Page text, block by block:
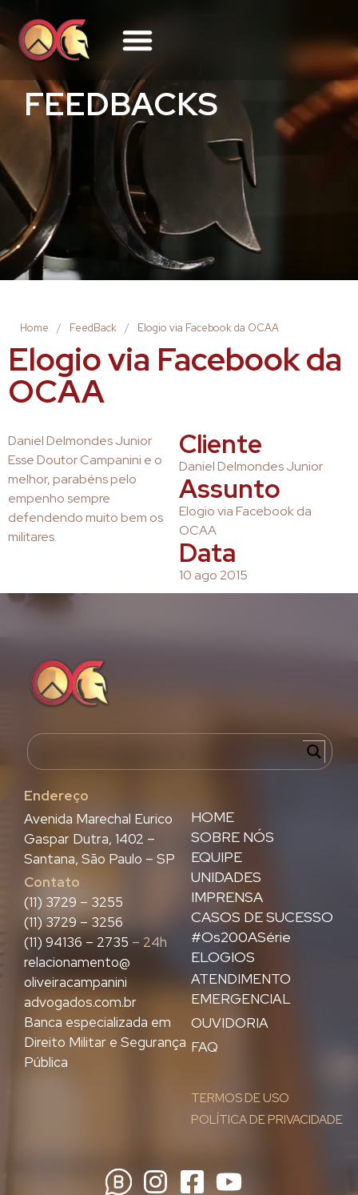
FEEDBACKS
Home / FeedBack / Elogio via Facebook da OCAA
Elogio via Facebook da
OCAA
Daniel Delmondes Junior
Esse Doutor Campanini e o
melhor, parabéns pelo
empenho sempre
defendendo muito bem os
militares.
Cliente
Daniel Delmondes Junior
Assunto
Elogio via Facebook da
OCAA
Data
10 ago 2015
Endereço
HOME
SOBRE NÓS
EQUIPE
UNIDADES
IMPRENSA
CASOS DE SUCESSO
#Os200ASérie
ELOGIOS
ATENDIMENTO
EMERGENCIAL
OUVIDORIA
FAQ
TERMOS DE USO
POLÍTICA DE PRIVACIDADE
Avenida Marechal Eurico
Gaspar Dutra, 1402 –
Santana, São Paulo – SP
Contato
(11) 3729 – 3255
(11) 3729 – 3256
(11) 94136 – 2735 – 24h
relacionamento@
oliveiracampanini
advogados.com.br
Banca especializada em
Direito Militar e Segurança
Pública